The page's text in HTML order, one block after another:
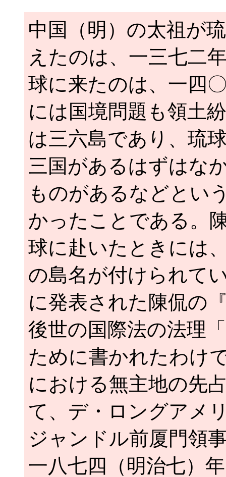
中国（明）の太祖が
えたのは、一三七二
球に来たのは、一四
には国境問題も領土
は三六島であり、琉
三国があるはずはな
ものがあるなどとい
かったことである。
球に赴いたときには
の島名が付けられて
に発表された陳侃の
後世の国際法の法理
ために書かれたわけ
における無主地の先
て、デ・ロングアメ
ジャンドル前厦門領
一八七四（明治七）